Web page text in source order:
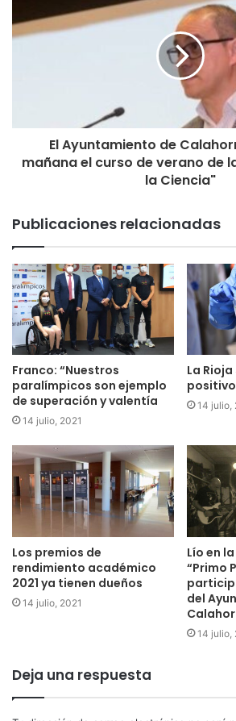
El Ayuntamiento de
mañana el curso de verano de
la Ciencia"
Publicaciones relacionadas
Franco: “Nuestros
paralímpicos son ejemplo
de superación y valentía
14 julio, 2021
La
14 julio,
Los premios de
rendimiento académico
2021 ya tienen dueños
14 julio, 2021
Lío en
“Primo
del
14 julio,
Deja una respuesta